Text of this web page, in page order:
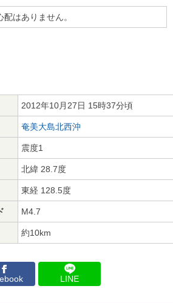
はありません。
2012年10月27日 15時37分頃
奄美大島北西沖
震度1
北緯 28.7度
東経 128.5度
M4.7
約10km
LINE